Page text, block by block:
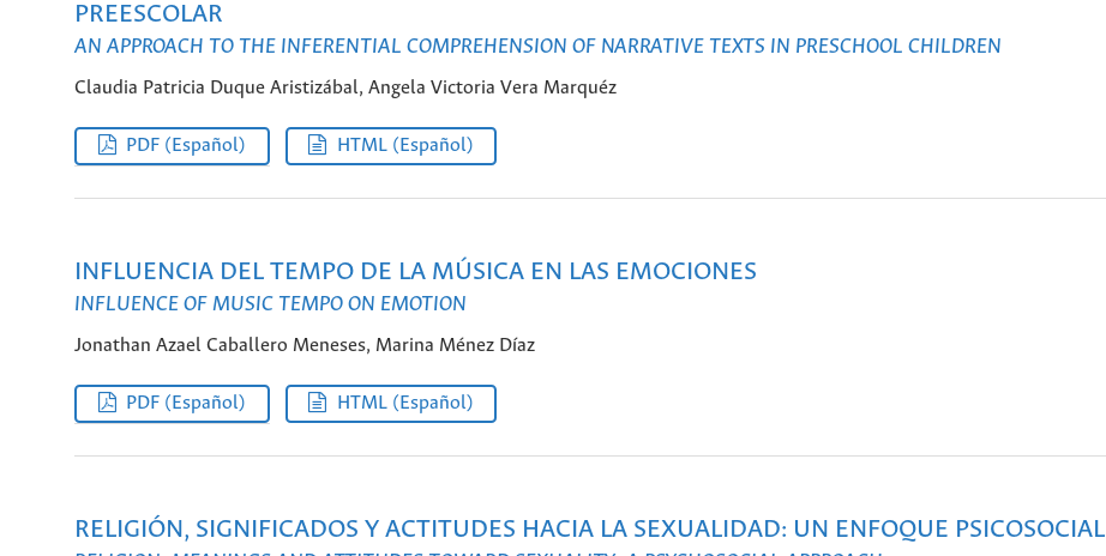
PREESCOLAR
AN APPROACH TO THE INFERENTIAL COMPREHENSION OF NARRATIVE TEXTS IN PRESCHOOL CHILDREN
Claudia Patricia Duque Aristizábal, Angela Victoria Vera Marquéz
PDF (Español) HTML (Español)
INFLUENCIA DEL TEMPO DE LA MÚSICA EN LAS EMOCIONES
INFLUENCE OF MUSIC TEMPO ON EMOTION
Jonathan Azael Caballero Meneses, Marina Ménez Díaz
PDF (Español) HTML (Español)
RELIGIÓN, SIGNIFICADOS Y ACTITUDES HACIA LA SEXUALIDAD: UN ENFOQUE PSICOSOCIAL